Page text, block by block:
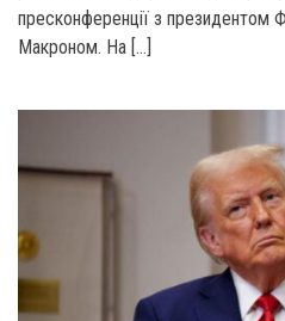
пресконференції з президентом
Макроном. На […]